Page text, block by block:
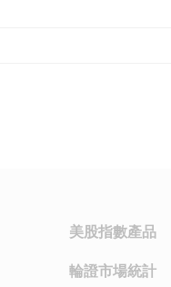
美股指數產品
輪證市場統計